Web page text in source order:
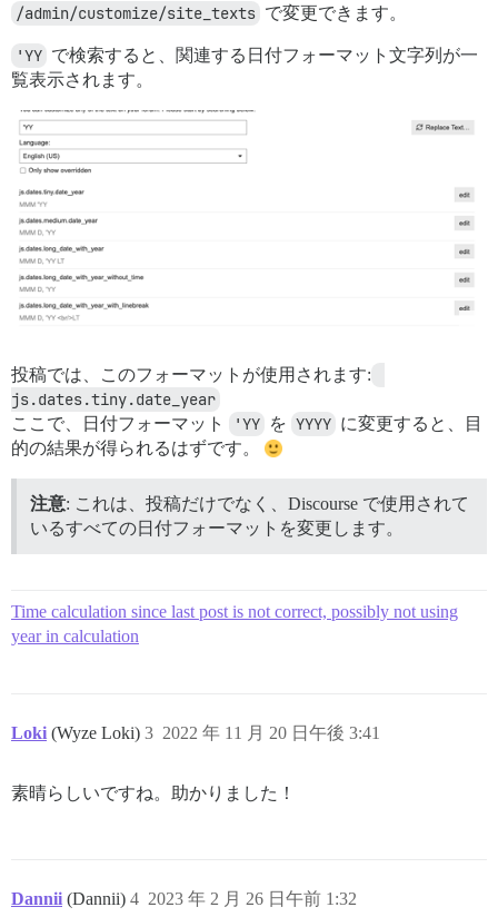
/admin/customize/site_texts で変更できます。
'YY で検索すると、関連する日付フォーマット文字列が一
覧表示されます。
投稿では、このフォーマットが使用されます:
js.dates.tiny.date_year
ここで、日付フォーマット 'YY を YYYY に変更すると、目
的の結果が得られるはずです。
注意: これは、投稿だけでなく、Discourse で使用されて
いるすべての日付フォーマットを変更します。
Time calculation since last post is not correct, possibly not using
year in calculation
Loki (Wyze Loki) 2022 年 11 月 20 日午後 3:41
3
素晴らしいですね。助かりました！
Dannii (Dannii) 2023 年 2 月 26 日午前 1:32
4